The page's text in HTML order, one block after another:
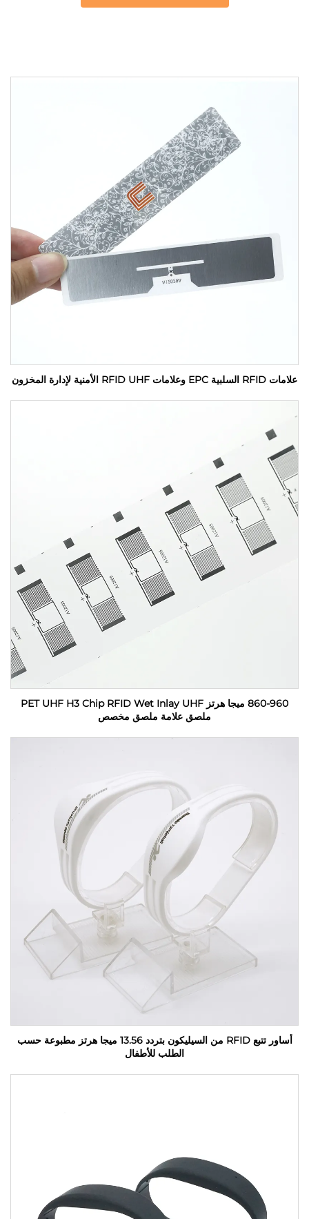
علامات RFID السلبية EPC وعلامات RFID UHF الأمنية لإدارة المخزون
860-960 ميجا هرتز PET UHF H3 Chip RFID Wet Inlay UHF
ملصق علامة ملصق مخصص
أساور تتبع RFID من السيليكون بتردد 13.56 ميجا هرتز مطبوعة حسب
الطلب للأطفال